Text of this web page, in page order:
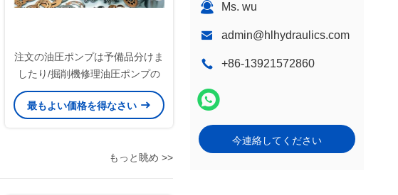
Ms. wu
admin@hlhydraulics.com
+86-13921572860
今連絡してください
注文の油圧ポンプは予備品分けま
したり/掘削機修理油圧ポンプの
最もよい価格を得なさい
もっと眺め >>